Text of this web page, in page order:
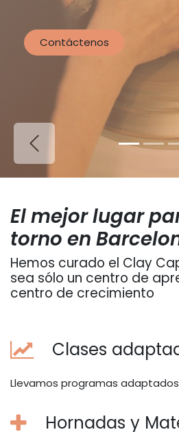
Contáctenos
Anterior
El mejor lugar
torno en
Hemos curado el Clay
sea sólo un centro de
centro de crecimiento
Clases
Llevamos programas
Hornadas y